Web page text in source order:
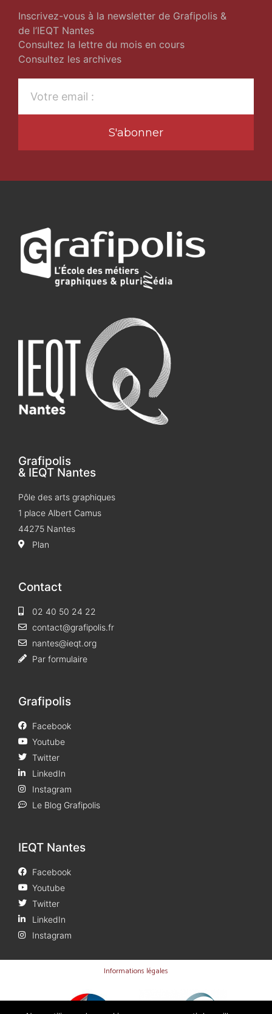
Inscrivez-vous à la newsletter de Grafipolis &
de l’IEQT Nantes
Consultez la lettre du mois en cours
Consultez les archives
S'abonner
Grafipolis
& IEQT Nantes
Pôle des arts graphiques
1 place Albert Camus
44275 Nantes
Plan
Contact
02 40 50 24 22
contact@grafipolis.fr
nantes@ieqt.org
Par formulaire
Grafipolis
Facebook
Youtube
Twitter
LinkedIn
Instagram
Le Blog Grafipolis
IEQT Nantes
Facebook
Youtube
Twitter
LinkedIn
Instagram
Informations légales